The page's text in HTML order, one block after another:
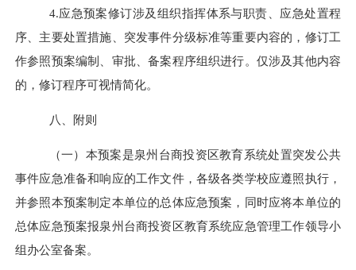
4.应急预案修订涉及组织指挥体系与职责、应急处置程
序、主要处置措施、突发事件分级标准等重要内容的，修订工
作参照预案编制、审批、备案程序组织进行。仅涉及其他内容
的，修订程序可视情简化。
八、 附则
（一） 本预案是泉州台商投资区教育系统处置突发公共
事件应急准备和响应的工作文件， 各级各类学校应遵照执行 ，
并参照本预案制定本单位的总体应急预案，同时应将本单位的
总体应急预案报泉州台商投资区教育系统应急管理工作领导小
组办公室备案。